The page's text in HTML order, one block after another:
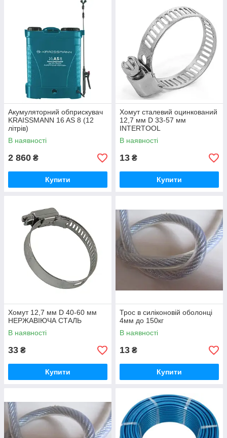
Акумуляторний обприскувач
KRAISSMANN 16 AS 8 (12
літрів)
В наявності
2 860 ₴
Купити
Хомут сталевий оцинкований
12,7 мм D 33-57 мм
INTERTOOL
В наявності
13 ₴
Купити
Хомут 12,7 мм D 40-60 мм
НЕРЖАВІЮЧА СТАЛЬ
В наявності
33 ₴
Купити
Трос в силіконовій оболонці
4мм до 150кг
В наявності
13 ₴
Купити